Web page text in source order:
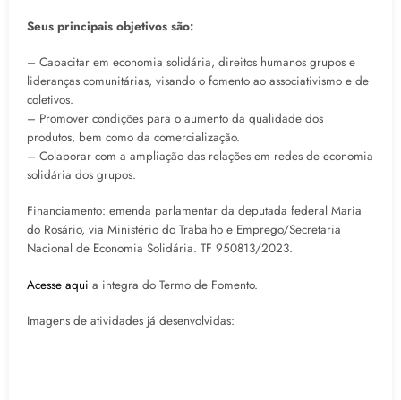
Seus principais objetivos são:
– Capacitar em economia solidária, direitos humanos grupos e
lideranças comunitárias, visando o fomento ao associativismo e de
coletivos.
– Promover condições para o aumento da qualidade dos
produtos, bem como da comercialização.
– Colaborar com a ampliação das relações em redes de economia
solidária dos grupos.
Financiamento: emenda parlamentar da deputada federal Maria
do Rosário, via Ministério do Trabalho e Emprego/Secretaria
Nacional de Economia Solidária. TF 950813/2023.
Acesse aqui a integra do Termo de Fomento.
Imagens de atividades já desenvolvidas: